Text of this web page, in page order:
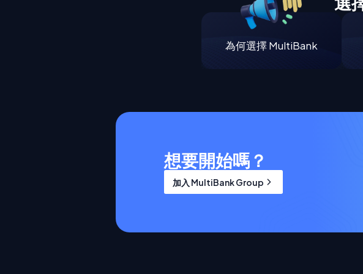
為何選擇 MultiBank
想要開始嗎？
加入 MultiBank Group